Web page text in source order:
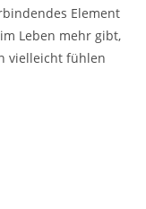
Element
Leben mehr gibt,
vielleicht fühlen